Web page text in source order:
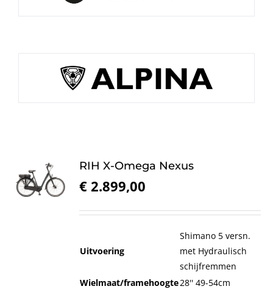
RIH X-Omega Nexus
€ 2.899,00
Uitvoering
Shimano 5 versn.
met Hydraulisch
schijfremmen
Wielmaat/framehoogte28'' 49-54cm